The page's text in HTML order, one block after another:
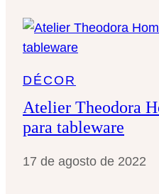
DÉCOR
Atelier Theodora
para tableware
17 de agosto de 2022